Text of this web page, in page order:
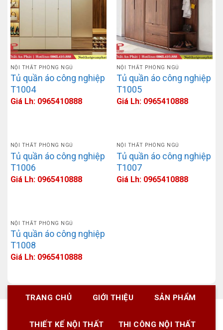
NỘI THẤT PHÒNG NGỦ
Tủ quần áo công nghiệp
T1004
Giá Lh: 0965410888
NỘI THẤT PHÒNG NGỦ
Tủ quần áo công nghiệp
T1005
Giá Lh: 0965410888
NỘI THẤT PHÒNG NGỦ
Tủ quần áo công nghiệp
T1006
Giá Lh: 0965410888
NỘI THẤT PHÒNG NGỦ
Tủ quần áo công nghiệp
T1007
Giá Lh: 0965410888
NỘI THẤT PHÒNG NGỦ
Tủ quần áo công nghiệp
T1008
Giá Lh: 0965410888
TRANG CHỦ GIỚI THIỆU SẢN PHẨM
THIẾT KẾ NỘI THẤT THI CÔNG NỘI THẤT